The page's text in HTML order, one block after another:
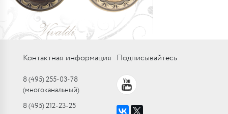
Контактная информация
8 (495) 255-03-78
(многоканальный)
8 (495) 212-23-25
Подписывайтесь